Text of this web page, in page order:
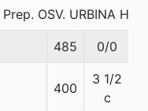
Prep. OSV. URBINA H.
485 0/0
400
3 1/2
c